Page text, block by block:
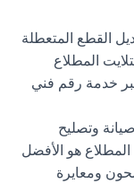
القطع المتعطلة
المطلاع
خدمة رقم فني
وتصليح
هو الأفضل
ومعايرة